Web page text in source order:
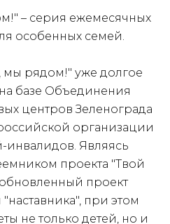
– серия ежемесячных
особенных семей.
мы рядом!" уже долгое
базе Объединения
центров Зеленограда
организации
инвалидов. Являясь
проекта "Твой
проект
при этом
не только детей, но и